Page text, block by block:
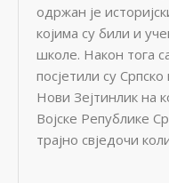
одржан је
којима су били и
школе. Након тога
посјетили су
Нови Зејтинлик на
Војске Републике
трајно свједочи